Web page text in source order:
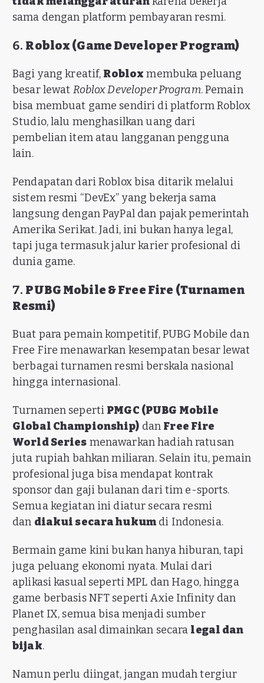
sama dengan platform pembayaran resmi.
6. Roblox (Game Developer Program)
Bagi yang kreatif, Roblox membuka peluang
besar lewat Roblox Developer Program. Pemain
bisa membuat game sendiri di platform Roblox
Studio, lalu menghasilkan uang dari
pembelian item atau langganan pengguna
lain.
Pendapatan dari Roblox bisa ditarik melalui
sistem resmi “DevEx” yang bekerja sama
langsung dengan PayPal dan pajak pemerintah
Amerika Serikat. Jadi, ini bukan hanya legal,
tapi juga termasuk jalur karier profesional di
dunia game.
7. PUBG Mobile & Free Fire (Turnamen
Resmi)
Buat para pemain kompetitif, PUBG Mobile dan
Free Fire menawarkan kesempatan besar lewat
berbagai turnamen resmi berskala nasional
hingga internasional.
Turnamen seperti PMGC (PUBG Mobile
Global Championship) dan Free Fire
World Series menawarkan hadiah ratusan
juta rupiah bahkan miliaran. Selain itu, pemain
profesional juga bisa mendapat kontrak
sponsor dan gaji bulanan dari tim e-sports.
Semua kegiatan ini diatur secara resmi
dan diakui secara hukumdi Indonesia.
Bermain game kini bukan hanya hiburan, tapi
juga peluang ekonomi nyata. Mulai dari
aplikasi kasual seperti MPL dan Hago, hingga
game berbasis NFT seperti Axie Infinity dan
Planet IX, semua bisa menjadi sumber
penghasilan asal dimainkan secara legal dan
bijak.
Namun perlu diingat, jangan mudah tergiur